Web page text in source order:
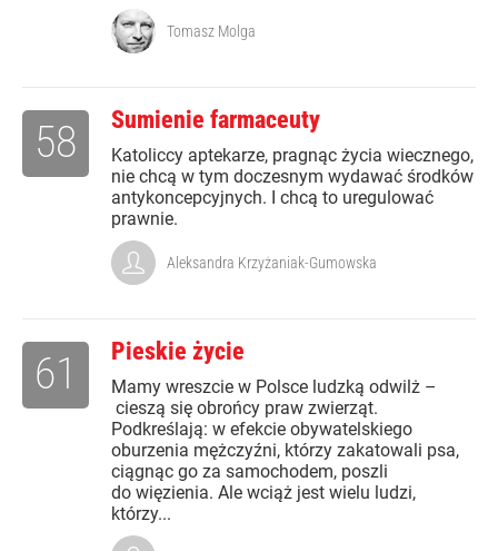
Tomasz Molga
Sumienie farmaceuty
Katoliccy aptekarze, pragnąc życia wiecznego,
nie chcą w tym doczesnym wydawać środków
antykoncepcyjnych. I chcą to uregulować
prawnie.
58
Aleksandra Krzyżaniak-Gumowska
Pieskie życie
Mamy wreszcie w Polsce ludzką odwilż –
cieszą się obrońcy praw zwierząt.
Podkreślają: w efekcie obywatelskiego
oburzenia mężczyźni, którzy zakatowali psa,
ciągnąc go za samochodem, poszli
do więzienia. Ale wciąż jest wielu ludzi,
którzy...
61